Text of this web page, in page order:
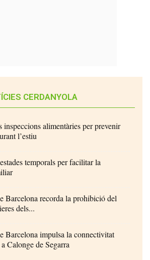
CERDANYOLA
inspeccions alimentàries per prevenir
l’estiu
temporals per facilitar la
Barcelona recorda la prohibició del
dels...
Barcelona impulsa la connectivitat
Calonge de Segarra